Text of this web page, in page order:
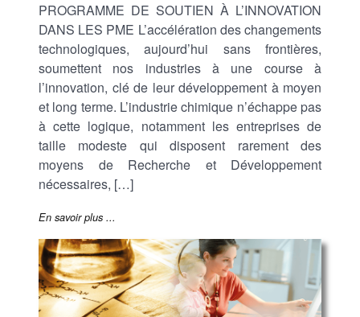
PROGRAMME DE SOUTIEN À L’INNOVATION
DANS LES PME L’accélération des changements
technologiques, aujourd’hui sans frontières,
soumettent nos industries à une course à
l’innovation, clé de leur développement à moyen
et long terme. L’industrie chimique n’échappe pas
à cette logique, notamment les entreprises de
taille modeste qui disposent rarement des
moyens de Recherche et Développement
nécessaires, […]
En savoir plus ...